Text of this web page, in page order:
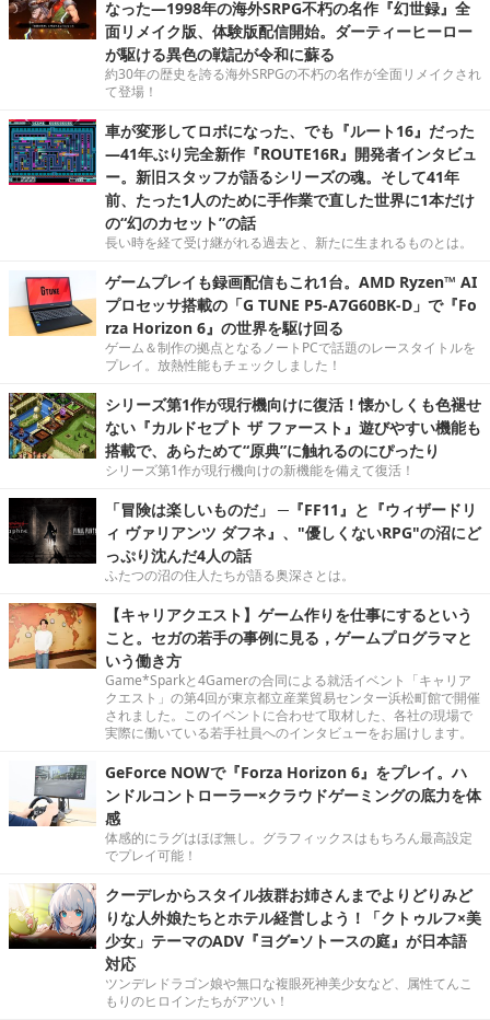
なった―1998年の海外SRPG不朽の名作『幻世録』全
面リメイク版、体験版配信開始。ダーティーヒーロー
が駆ける異色の戦記が令和に蘇る
約30年の歴史を誇る海外SRPGの不朽の名作が全面リメイクされ
て登場！
車が変形してロボになった、でも『ルート16』だった
―41年ぶり完全新作『ROUTE16R』開発者インタビュ
ー。新旧スタッフが語るシリーズの魂。そして41年
前、たった1人のために手作業で直した世界に1本だけ
の“幻のカセット”の話
長い時を経て受け継がれる過去と、新たに生まれるものとは。
ゲームプレイも録画配信もこれ1台。AMD Ryzen™ AI
プロセッサ搭載の「G TUNE P5-A7G60BK-D」で『Fo
rza Horizon 6』の世界を駆け回る
ゲーム＆制作の拠点となるノートPCで話題のレースタイトルを
プレイ。放熱性能もチェックしました！
シリーズ第1作が現行機向けに復活！懐かしくも色褪せ
ない『カルドセプト ザ ファースト』遊びやすい機能も
搭載で、あらためて“原典”に触れるのにぴったり
シリーズ第1作が現行機向けの新機能を備えて復活！
「冒険は楽しいものだ」 ─『FF11』と『ウィザードリ
ィ ヴァリアンツ ダフネ』、"優しくないRPG"の沼にど
っぷり沈んだ4人の話
ふたつの沼の住人たちが語る奥深さとは。
【キャリアクエスト】ゲーム作りを仕事にするという
こと。セガの若手の事例に見る，ゲームプログラマと
いう働き方
Game*Sparkと4Gamerの合同による就活イベント「キャリア
クエスト」の第4回が東京都立産業貿易センター浜松町館で開催
されました。このイベントに合わせて取材した、各社の現場で
実際に働いている若手社員へのインタビューをお届けします。
GeForce NOWで『Forza Horizon 6』をプレイ。ハ
ンドルコントローラー×クラウドゲーミングの底力を体
感
体感的にラグはほぼ無し。グラフィックスはもちろん最高設定
でプレイ可能！
クーデレからスタイル抜群お姉さんまでよりどりみど
りな人外娘たちとホテル経営しよう！「クトゥルフ×美
少女」テーマのADV『ヨグ=ソトースの庭』が日本語
対応
ツンデレドラゴン娘や無口な複眼死神美少女など、属性てんこ
もりのヒロインたちがアツい！